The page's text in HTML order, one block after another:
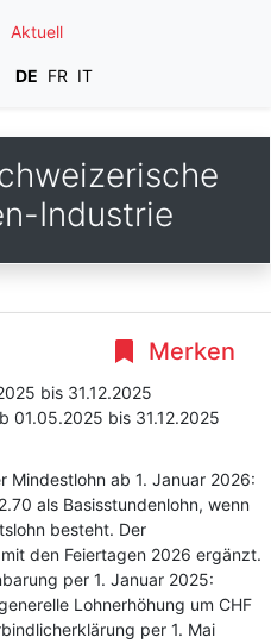
Aktuell
DE FR IT
Industrie
Merken
bis 31.12.2025
01.05.2025 bis 31.12.2025
Mindestlohn ab 1. Januar 2026:
als Basisstundenlohn, wenn
besteht. Der
den Feiertagen 2026 ergänzt.
per 1. Januar 2025:
Lohnerhöhung um CHF
per 1. Mai